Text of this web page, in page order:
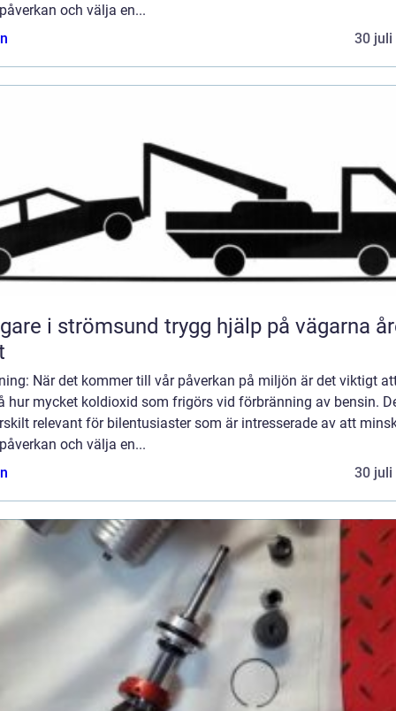
och välja en...
30 juli
strömsund trygg hjälp på vägarna året
När det kommer till vår påverkan på miljön är det viktigt
hur mycket koldioxid som frigörs vid förbränning av bensin.
relevant för bilentusiaster som är intresserade av att
och välja en...
30 juli